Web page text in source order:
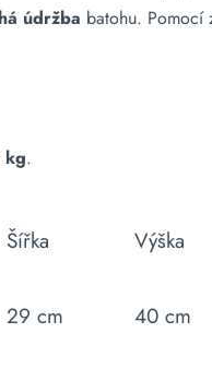
údržba batohu. Pomocí
kg.
Šířka Výška
29 cm 40 cm